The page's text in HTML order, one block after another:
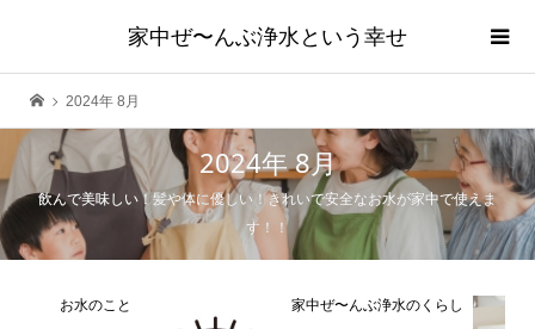
家中ぜ〜んぶ浄水という幸せ
2024年 8月
2024年 8月
飲んで美味しい！髪や体に優しい！きれいで安全なお水が家中で使えま
す！！
お水のこと 家中ぜ〜んぶ浄水のくらし